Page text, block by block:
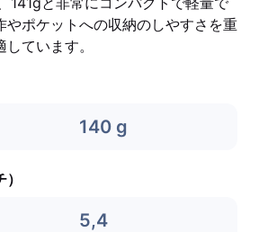
やポケットへの収納のしやすさを重
ています。
140 g
5,4